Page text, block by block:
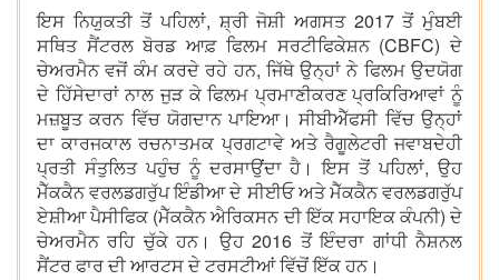
ਇਸ ਨਿਯੁਕਤੀ ਤੋਂ ਪਹਿਲਾਂ, ਸ਼੍ਰੀ ਜੋਸ਼ੀ ਅਗਸਤ 2017 ਤੋਂ ਮੁੰਬਈ
ਸਥਿਤ ਸੈਂਟਰਲ ਬੋਰਡ ਆਫ਼ ਫਿਲਮ ਸਰਟੀਫਿਕੇਸ਼ਨ (CBFC) ਦੇ
ਚੇਅਰਮੈਨ ਵਜੋਂ ਕੰਮ ਕਰਦੇ ਰਹੇ ਹਨ, ਜਿੱਥੇ ਉਨ੍ਹਾਂ ਨੇ ਫਿਲਮ ਉਦਯੋਗ
ਦੇ ਹਿੱਸੇਦਾਰਾਂ ਨਾਲ ਜੁੜ ਕੇ ਫਿਲਮ ਪ੍ਰਮਾਣੀਕਰਣ ਪ੍ਰਕਿਰਿਆਵਾਂ ਨੂੰ
ਮਜ਼ਬੂਤ ​​ਕਰਨ ਵਿੱਚ ਯੋਗਦਾਨ ਪਾਇਆ। ਸੀਬੀਐੱਫਸੀ ਵਿੱਚ ਉਨ੍ਹਾਂ
ਦਾ ਕਾਰਜਕਾਲ ਰਚਨਾਤਮਕ ਪ੍ਰਗਟਾਵੇ ਅਤੇ ਰੈਗੂਲੇਟਰੀ ਜਵਾਬਦੇਹੀ
ਪ੍ਰਤੀ ਸੰਤੁਲਿਤ ਪਹੁੰਚ ਨੂੰ ਦਰਸਾਉਂਦਾ ਹੈ। ਇਸ ਤੋਂ ਪਹਿਲਾਂ, ਉਹ
ਮੈੱਕਕੈਨ ਵਰਲਡਗਰੁੱਪ ਇੰਡੀਆ ਦੇ ਸੀਈਓ ਅਤੇ ਮੈੱਕਕੈਨ ਵਰਲਡਗਰੁੱਪ
ਏਸ਼ੀਆ ਪੈਸੀਫਿਕ (ਮੈੱਕਕੈਨ ਐਰਿਕਸਨ ਦੀ ਇੱਕ ਸਹਾਇਕ ਕੰਪਨੀ) ਦੇ
ਚੇਅਰਮੈਨ ਰਹਿ ਚੁੱਕੇ ਹਨ। ਉਹ 2016 ਤੋਂ ਇੰਦਰਾ ਗਾਂਧੀ ਨੈਸ਼ਨਲ
ਸੈਂਟਰ ਫਾਰ ਦੀ ਆਰਟਸ ਦੇ ਟਰਸਟੀਆਂ ਵਿੱਚੋਂ ਇੱਕ ਹਨ।